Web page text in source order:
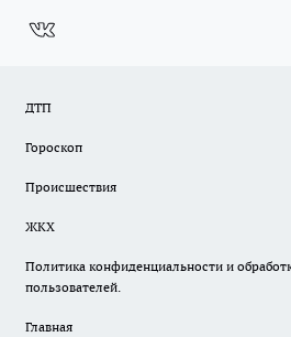
ДТП
Гороскоп
Происшествия
ЖКХ
Политика конфиденциальности и
пользователей.
Главная